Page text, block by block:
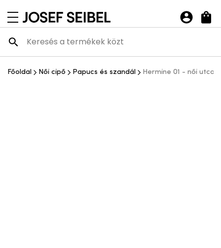
navigációs menü megnyitása
Josef Seibel Webshop
Főoldal Női cipő Papucs és szandál Hermine 01 - női utcai